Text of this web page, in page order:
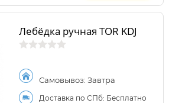
Лебёдка ручная TOR KDJ
Самовывоз: Завтра
Доставка по СПб: Бесплатно